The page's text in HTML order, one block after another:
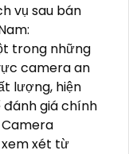
vụ sau bán
trong những
camera an
lượng, hiện
đánh giá chính
xét từ